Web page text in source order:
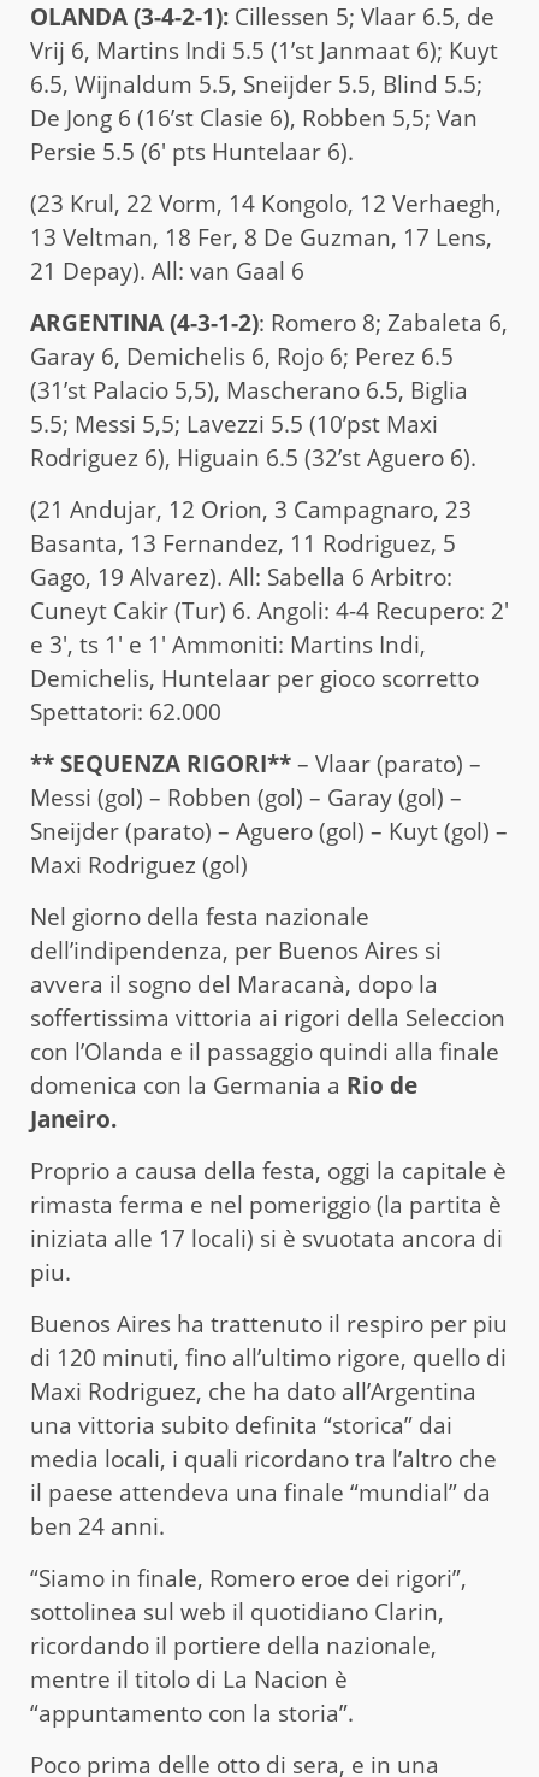
OLANDA (3-4-2-1): Cillessen 5; Vlaar 6.5, de
Vrij 6, Martins Indi 5.5 (1’st Janmaat 6); Kuyt
6.5, Wijnaldum 5.5, Sneijder 5.5, Blind 5.5;
De Jong 6 (16’st Clasie 6), Robben 5,5; Van
Persie 5.5 (6′ pts Huntelaar 6).
(23 Krul, 22 Vorm, 14 Kongolo, 12 Verhaegh,
13 Veltman, 18 Fer, 8 De Guzman, 17 Lens,
21 Depay). All: van Gaal 6
ARGENTINA (4-3-1-2): Romero 8; Zabaleta 6,
Garay 6, Demichelis 6, Rojo 6; Perez 6.5
(31’st Palacio 5,5), Mascherano 6.5, Biglia
5.5; Messi 5,5; Lavezzi 5.5 (10’pst Maxi
Rodriguez 6), Higuain 6.5 (32’st Aguero 6).
(21 Andujar, 12 Orion, 3 Campagnaro, 23
Basanta, 13 Fernandez, 11 Rodriguez, 5
Gago, 19 Alvarez). All: Sabella 6 Arbitro:
Cuneyt Cakir (Tur) 6. Angoli: 4-4 Recupero: 2′
e 3′, ts 1′ e 1′ Ammoniti: Martins Indi,
Demichelis, Huntelaar per gioco scorretto
Spettatori: 62.000
** SEQUENZA RIGORI**– Vlaar (parato) –
Messi (gol) – Robben (gol) – Garay (gol) –
Sneijder (parato) – Aguero (gol) – Kuyt (gol) –
Maxi Rodriguez (gol)
Nel giorno della festa nazionale
dell’indipendenza, per Buenos Aires si
avvera il sogno del Maracanà, dopo la
soffertissima vittoria ai rigori della Seleccion
con l’Olanda e il passaggio quindi alla finale
domenica con la Germania a Rio de
Janeiro.
Proprio a causa della festa, oggi la capitale è
rimasta ferma e nel pomeriggio (la partita è
iniziata alle 17 locali) si è svuotata ancora di
piu.
Buenos Aires ha trattenuto il respiro per piu
di 120 minuti, fino all’ultimo rigore, quello di
Maxi Rodriguez, che ha dato all’Argentina
una vittoria subito definita “storica” dai
media locali, i quali ricordano tra l’altro che
il paese attendeva una finale “mundial” da
ben 24 anni.
“Siamo in finale, Romero eroe dei rigori”,
sottolinea sul web il quotidiano Clarin,
ricordando il portiere della nazionale,
mentre il titolo di La Nacion è
“appuntamento con la storia”.
Poco prima delle otto di sera, e in una